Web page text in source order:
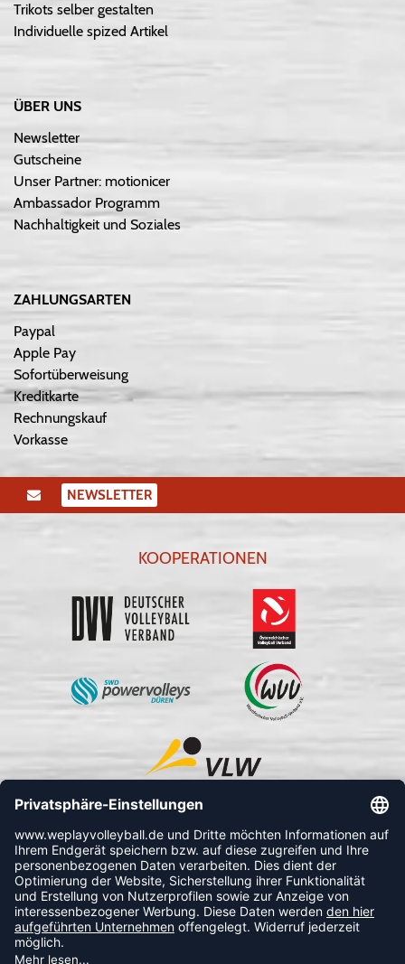
Trikots selber gestalten
Individuelle spized Artikel
ÜBER UNS
Newsletter
Gutscheine
Unser Partner: motionicer
Ambassador Programm
Nachhaltigkeit und Soziales
ZAHLUNGSARTEN
Paypal
Apple Pay
Sofortüberweisung
Kreditkarte
Rechnungskauf
Vorkasse
NEWSLETTER
KOOPERATIONEN
FOLLOW US